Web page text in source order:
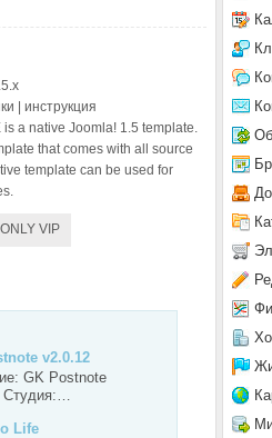
| инструкция
is a native Joomla! 1.5 template.
that comes with all source
template can be used for
ONLY VIP
v2.0.12
GK Postnote
Студия:…
Life